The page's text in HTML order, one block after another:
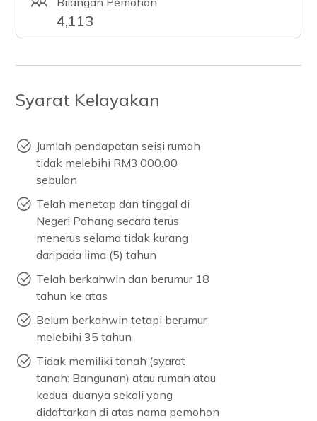
4,113
Syarat Kelayakan
Jumlah pendapatan seisi rumah
tidak melebihi RM3,000.00
sebulan
Telah menetap dan tinggal di
Negeri Pahang secara terus
menerus selama tidak kurang
daripada lima (5) tahun
Telah berkahwin dan berumur 18
tahun ke atas
Belum berkahwin tetapi berumur
melebihi 35 tahun
Tidak memiliki tanah (syarat
tanah: Bangunan) atau rumah atau
kedua-duanya sekali yang
didaftarkan di atas nama pemohon